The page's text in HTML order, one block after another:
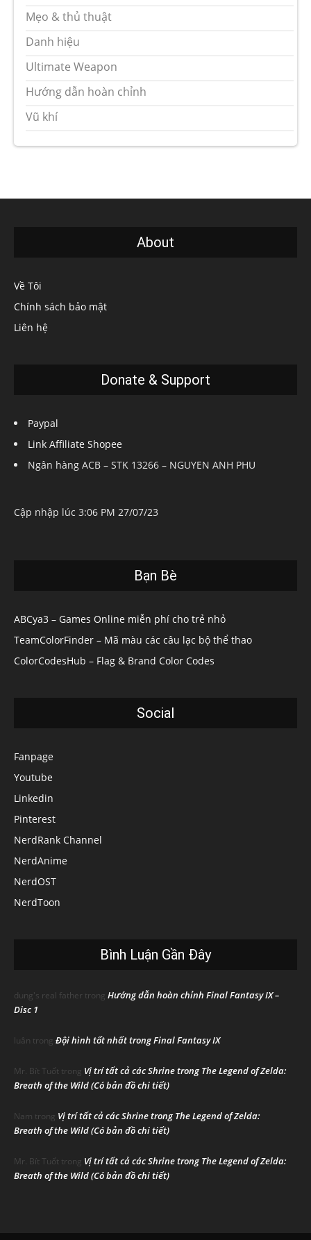
Mẹo & thủ thuật
Danh hiệu
Ultimate Weapon
Hướng dẫn hoàn chỉnh
Vũ khí
About
Về Tôi
Chính sách bảo mật
Liên hệ
Donate & Support
Paypal
Link Affiliate Shopee
Ngân hàng ACB – STK 13266 – NGUYEN ANH PHU
Cập nhập lúc 3:06 PM 27/07/23
Bạn Bè
ABCya3 – Games Online miễn phí cho trẻ nhỏ
TeamColorFinder – Mã màu các câu lạc bộ thể thao
ColorCodesHub – Flag & Brand Color Codes
Social
Fanpage
Youtube
Linkedin
Pinterest
NerdRank Channel
NerdAnime
NerdOST
NerdToon
Bình Luận Gần Đây
dung's real father trong Hướng dẫn hoàn chỉnh Final Fantasy IX –
Disc 1
luân trong Đội hình tốt nhất trong Final Fantasy IX
Mr. Bít Tuốt trong Vị trí tất cả các Shrine trong The Legend of Zelda:
Breath of the Wild (Có bản đồ chi tiết)
Nam trong Vị trí tất cả các Shrine trong The Legend of Zelda:
Breath of the Wild (Có bản đồ chi tiết)
Mr. Bít Tuốt trong Vị trí tất cả các Shrine trong The Legend of Zelda:
Breath of the Wild (Có bản đồ chi tiết)